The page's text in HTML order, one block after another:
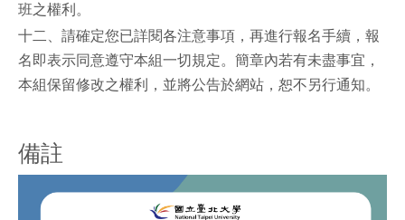
班之權利。
十二、請確定您已詳閱各注意事項，再進行報名手續，報
名即表示同意遵守本組一切規定。簡章內若有未盡事宜，
本組保留修改之權利，並將公告於網站，恕不另行通知。
備註